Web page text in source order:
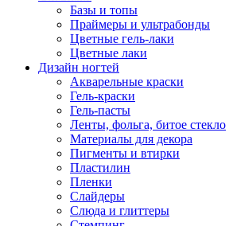
Базы и топы
Праймеры и ультрабонды
Цветные гель-лаки
Цветные лаки
Дизайн ногтей
Акварельные краски
Гель-краски
Гель-пасты
Ленты, фольга, битое стекло
Материалы для декора
Пигменты и втирки
Пластилин
Пленки
Слайдеры
Слюда и глиттеры